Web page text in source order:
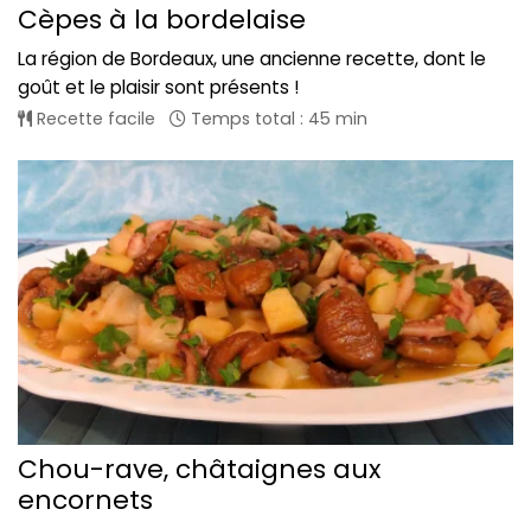
Cèpes à la bordelaise
La région de Bordeaux, une ancienne recette, dont le
goût et le plaisir sont présents !
Recette facile Temps total : 45 min
Chou-rave, châtaignes aux
encornets